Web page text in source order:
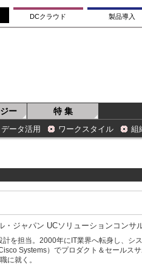
DCクラウド 製品導入
ー 特 集
データ活用 ワークスタイル 組
・ジャパン UCソリューションコンサ
を担当。2000年にIT業界へ転身し、シ
Systems）でプロダクト＆セールス
に就く。